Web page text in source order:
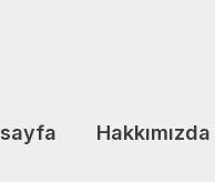
Hakkımızda